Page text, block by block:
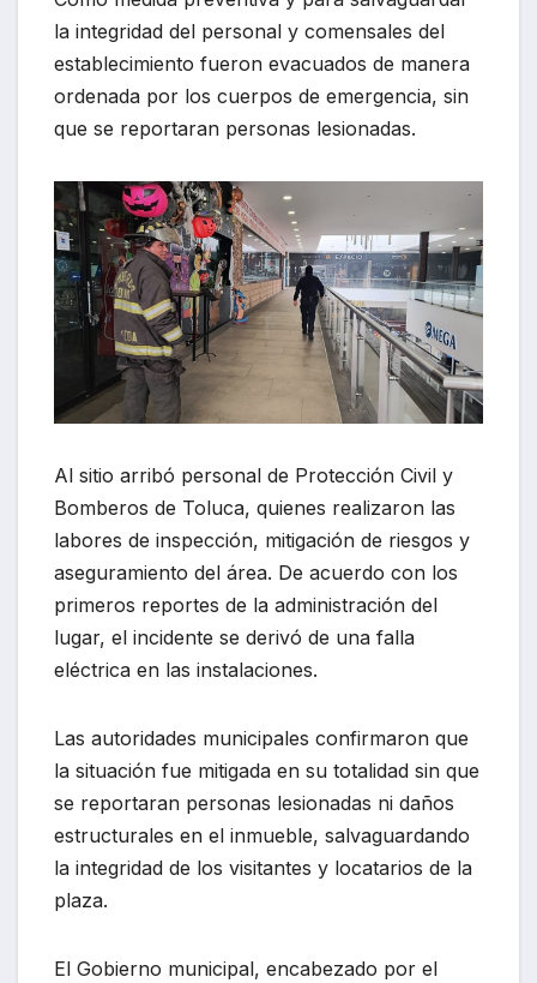
la integridad del personal y comensales del
establecimiento fueron evacuados de manera
ordenada por los cuerpos de emergencia, sin
que se reportaran personas lesionadas.
Al sitio arribó personal de Protección Civil y
Bomberos de Toluca, quienes realizaron las
labores de inspección, mitigación de riesgos y
aseguramiento del área. De acuerdo con los
primeros reportes de la administración del
lugar, el incidente se derivó de una falla
eléctrica en las instalaciones.
Las autoridades municipales confirmaron que
la situación fue mitigada en su totalidad sin que
se reportaran personas lesionadas ni daños
estructurales en el inmueble, salvaguardando
la integridad de los visitantes y locatarios de la
plaza.
El Gobierno municipal, encabezado por el